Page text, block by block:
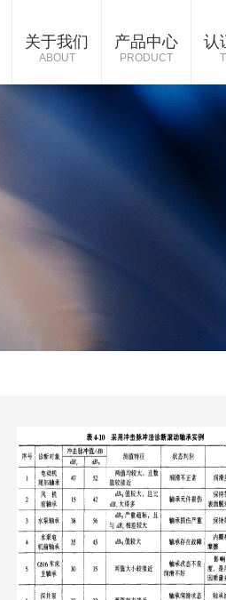
关于我们
ABOUT
产品中心
PRODUCT
认